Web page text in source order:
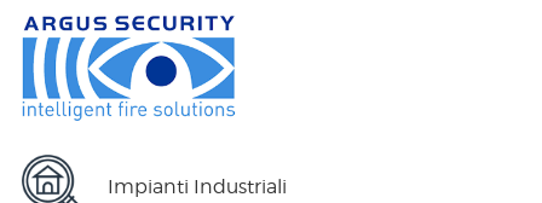
Impianti Industriali